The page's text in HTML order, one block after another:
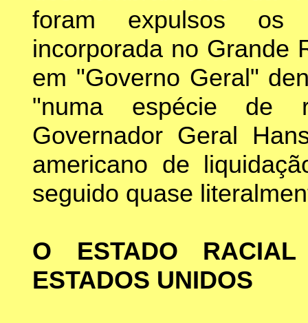
foram expulsos os
incorporada no Grande
em "Governo Geral"
"numa espécie de
Governador Geral
americano de
seguido quase
O ESTADO
ESTADOS UNIDOS